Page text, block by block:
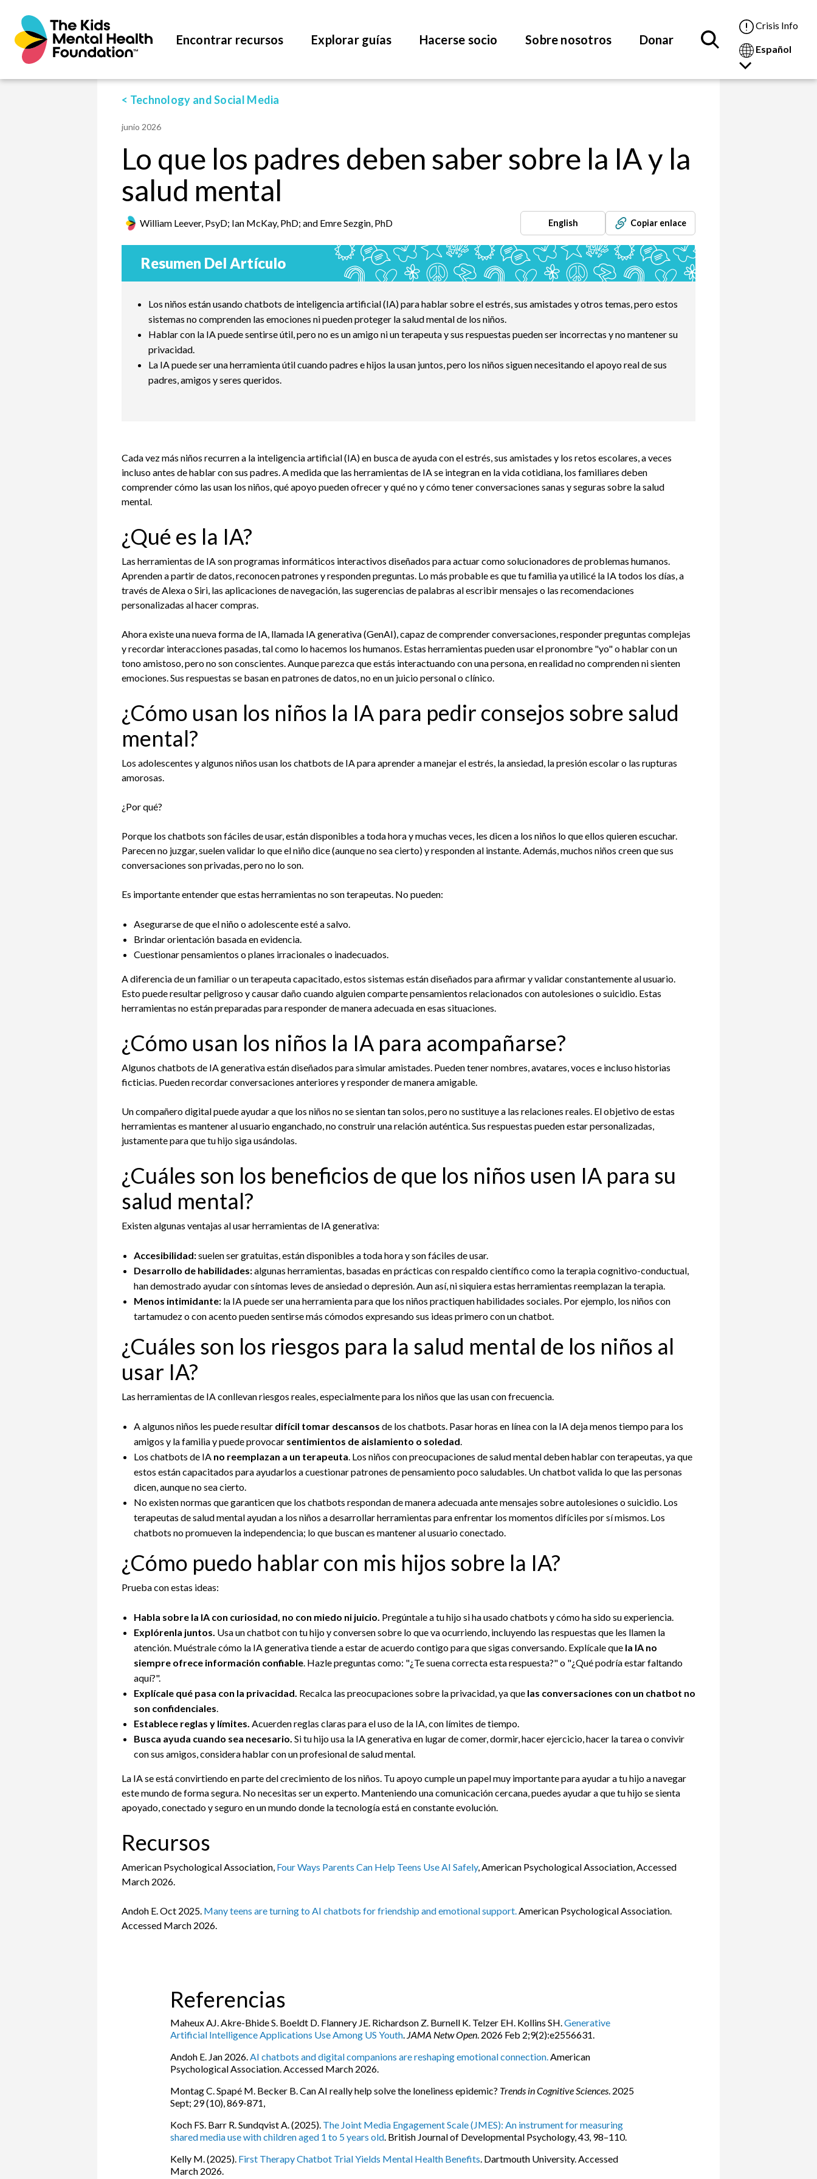
Encontrar recursos Explorar guías Hacerse socio Sobre nosotros Donar
Crisis Info
Español
< Technology and Social Media
junio 2026
Lo que los padres deben saber sobre la IA y la
salud mental
William Leever, PsyD; Ian McKay, PhD; and Emre Sezgin, PhD English Copiar enlace
Resumen Del Artículo
Los niños están usando chatbots de inteligencia artificial (IA) para hablar sobre el estrés, sus amistades y otros temas, pero estos
sistemas no comprenden las emociones ni pueden proteger la salud mental de los niños.
Hablar con la IA puede sentirse útil, pero no es un amigo ni un terapeuta y sus respuestas pueden ser incorrectas y no mantener su
privacidad.
La IA puede ser una herramienta útil cuando padres e hijos la usan juntos, pero los niños siguen necesitando el apoyo real de sus
padres, amigos y seres queridos.
Cada vez más niños recurren a la inteligencia artificial (IA) en busca de ayuda con el estrés, sus amistades y los retos escolares, a veces
incluso antes de hablar con sus padres. A medida que las herramientas de IA se integran en la vida cotidiana, los familiares deben
comprender cómo las usan los niños, qué apoyo pueden ofrecer y qué no y cómo tener conversaciones sanas y seguras sobre la salud
mental.
¿Qué es la IA?
Las herramientas de IA son programas informáticos interactivos diseñados para actuar como solucionadores de problemas humanos.
Aprenden a partir de datos, reconocen patrones y responden preguntas. Lo más probable es que tu familia ya utilicé la IA todos los días, a
través de Alexa o Siri, las aplicaciones de navegación, las sugerencias de palabras al escribir mensajes o las recomendaciones
personalizadas al hacer compras.
Ahora existe una nueva forma de IA, llamada IA generativa (GenAI), capaz de comprender conversaciones, responder preguntas complejas
y recordar interacciones pasadas, tal como lo hacemos los humanos. Estas herramientas pueden usar el pronombre "yo" o hablar con un
tono amistoso, pero no son conscientes. Aunque parezca que estás interactuando con una persona, en realidad no comprenden ni sienten
emociones. Sus respuestas se basan en patrones de datos, no en un juicio personal o clínico.
¿Cómo usan los niños la IA para pedir consejos sobre salud
mental?
Los adolescentes y algunos niños usan los chatbots de IA para aprender a manejar el estrés, la ansiedad, la presión escolar o las rupturas
amorosas.
¿Por qué?
Porque los chatbots son fáciles de usar, están disponibles a toda hora y muchas veces, les dicen a los niños lo que ellos quieren escuchar.
Parecen no juzgar, suelen validar lo que el niño dice (aunque no sea cierto) y responden al instante. Además, muchos niños creen que sus
conversaciones son privadas, pero no lo son.
Es importante entender que estas herramientas no son terapeutas. No pueden:
Asegurarse de que el niño o adolescente esté a salvo.
Brindar orientación basada en evidencia.
Cuestionar pensamientos o planes irracionales o inadecuados.
A diferencia de un familiar o un terapeuta capacitado, estos sistemas están diseñados para afirmar y validar constantemente al usuario.
Esto puede resultar peligroso y causar daño cuando alguien comparte pensamientos relacionados con autolesiones o suicidio. Estas
herramientas no están preparadas para responder de manera adecuada en esas situaciones.
¿Cómo usan los niños la IA para acompañarse?
Algunos chatbots de IA generativa están diseñados para simular amistades. Pueden tener nombres, avatares, voces e incluso historias
ficticias. Pueden recordar conversaciones anteriores y responder de manera amigable.
Un compañero digital puede ayudar a que los niños no se sientan tan solos, pero no sustituye a las relaciones reales. El objetivo de estas
herramientas es mantener al usuario enganchado, no construir una relación auténtica. Sus respuestas pueden estar personalizadas,
justamente para que tu hijo siga usándolas.
¿Cuáles son los beneficios de que los niños usen IA para su
salud mental?
Existen algunas ventajas al usar herramientas de IA generativa:
Accesibilidad:suelen ser gratuitas, están disponibles a toda hora y son fáciles de usar.
Desarrollo de habilidades:algunas herramientas, basadas en prácticas con respaldo científico como la terapia cognitivo-conductual,
han demostrado ayudar con síntomas leves de ansiedad o depresión. Aun así, ni siquiera estas herramientas reemplazan la terapia.
Menos intimidante: la IA puede ser una herramienta para que los niños practiquen habilidades sociales. Por ejemplo, los niños con
tartamudez o con acento pueden sentirse más cómodos expresando sus ideas primero con un chatbot.
¿Cuáles son los riesgos para la salud mental de los niños al
usar IA?
Las herramientas de IA conllevan riesgos reales, especialmente para los niños que las usan con frecuencia.
A algunos niños les puede resultar difícil tomar descansos de los chatbots. Pasar horas en línea con la IA deja menos tiempo para los
amigos y la familia y puede provocar sentimientos de aislamiento o soledad.
Los chatbots de IA no reemplazan a un terapeuta. Los niños con preocupaciones de salud mental deben hablar con terapeutas, ya que
estos están capacitados para ayudarlos a cuestionar patrones de pensamiento poco saludables. Un chatbot valida lo que las personas
dicen, aunque no sea cierto.
No existen normas que garanticen que los chatbots respondan de manera adecuada ante mensajes sobre autolesiones o suicidio. Los
terapeutas de salud mental ayudan a los niños a desarrollar herramientas para enfrentar los momentos difíciles por sí mismos. Los
chatbots no promueven la independencia; lo que buscan es mantener al usuario conectado.
¿Cómo puedo hablar con mis hijos sobre la IA?
Prueba con estas ideas:
Habla sobre la IA con curiosidad, no con miedo ni juicio. Pregúntale a tu hijo si ha usado chatbots y cómo ha sido su experiencia.
Explórenla juntos. Usa un chatbot con tu hijo y conversen sobre lo que va ocurriendo, incluyendo las respuestas que les llamen la
atención. Muéstrale cómo la IA generativa tiende a estar de acuerdo contigo para que sigas conversando. Explícale que la IA no
siempre ofrece información confiable. Hazle preguntas como: "¿Te suena correcta esta respuesta?" o "¿Qué podría estar faltando
aquí?".
Explícale qué pasa con la privacidad. Recalca las preocupaciones sobre la privacidad, ya que las conversaciones con un chatbot no
son confidenciales.
Establece reglas y límites. Acuerden reglas claras para el uso de la IA, con límites de tiempo.
Busca ayuda cuando sea necesario. Si tu hijo usa la IA generativa en lugar de comer, dormir, hacer ejercicio, hacer la tarea o convivir
con sus amigos, considera hablar con un profesional de salud mental.
La IA se está convirtiendo en parte del crecimiento de los niños. Tu apoyo cumple un papel muy importante para ayudar a tu hijo a navegar
este mundo de forma segura. No necesitas ser un experto. Manteniendo una comunicación cercana, puedes ayudar a que tu hijo se sienta
apoyado, conectado y seguro en un mundo donde la tecnología está en constante evolución.
Recursos
American Psychological Association, Four Ways Parents Can Help Teens Use AI Safely, American Psychological Association, Accessed
March 2026.
Andoh E. Oct 2025. Many teens are turning to AI chatbots for friendship and emotional support.American Psychological Association.
Accessed March 2026.
Referencias
Maheux AJ. Akre-Bhide S. Boeldt D. Flannery JE. Richardson Z. Burnell K. Telzer EH. Kollins SH.Generative
Artificial Intelligence Applications Use Among US Youth. JAMA Netw Open. 2026 Feb 2;9(2):e2556631.
Andoh E. Jan 2026.AI chatbots and digital companions are reshaping emotional connection.American
Psychological Association. Accessed March 2026.
Montag C. Spapé M. Becker B. Can AI really help solve the loneliness epidemic? Trends in Cognitive Sciences. 2025
Sept; 29 (10), 869-871,
Koch FS. Barr R. Sundqvist A. (2025). The Joint Media Engagement Scale (JMES): An instrument for measuring
shared media use with children aged 1 to 5 years old. British Journal of Developmental Psychology, 43, 98–110.
Kelly M. (2025). First Therapy Chatbot Trial Yields Mental Health Benefits. Dartmouth University. Accessed
March 2026.